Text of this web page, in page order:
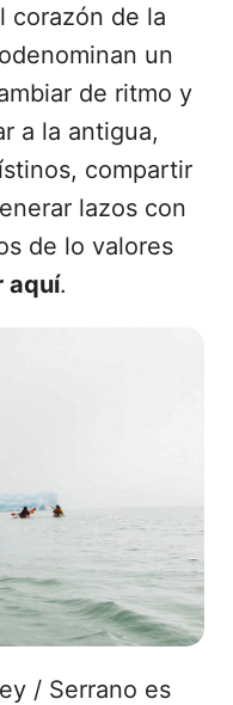
corazón de la
un
de ritmo y
a la antigua,
compartir
lazos con
de lo valores
aquí.
/ Serrano es